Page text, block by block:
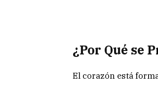
¿Por Qué se
El corazón está